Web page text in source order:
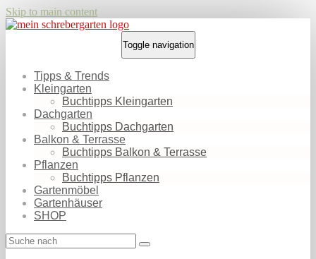
Skip to main content
Toggle navigation
Tipps & Trends
Kleingarten
Buchtipps Kleingarten
Dachgarten
Buchtipps Dachgarten
Balkon & Terrasse
Buchtipps Balkon & Terrasse
Pflanzen
Buchtipps Pflanzen
Gartenmöbel
Gartenhäuser
SHOP